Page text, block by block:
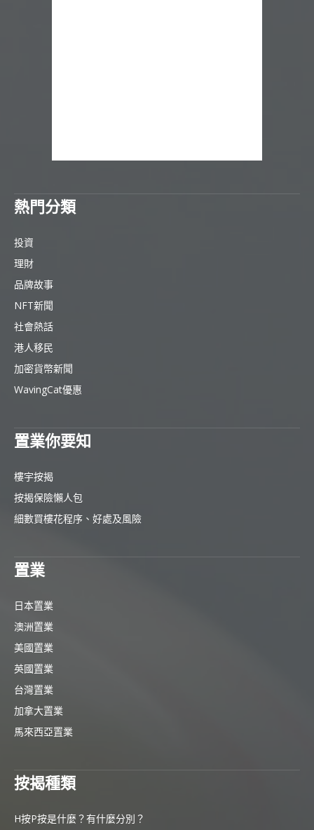
熱門分類
投資
理財
品牌故事
NFT新聞
社會熱話
港人移民
加密貨幣新聞
WavingCat優惠
置業你要知
樓宇按揭
按揭保險懶人包
細數買樓花程序、好處及風險
置業
日本置業
澳洲置業
美國置業
英國置業
台灣置業
加拿大置業
馬來西亞置業
按揭種類
H按P按是什麼？有什麼分別？